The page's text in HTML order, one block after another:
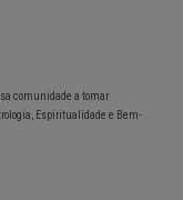
comunidade a tomar
Espiritualidade e Bem-